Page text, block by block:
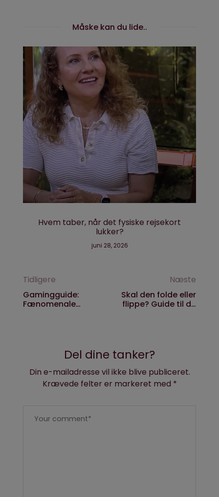
Måske kan du lide..
Hvem taber, når det fysiske rejsekort
lukker?
juni 28, 2026
Tidligere
Gamingguide:
Fænomenale
Næste
Skal den folde eller
flippe? Guide til de
Del dine tanker?
Din e-mailadresse vil ikke blive publiceret.
Krævede felter er markeret med *